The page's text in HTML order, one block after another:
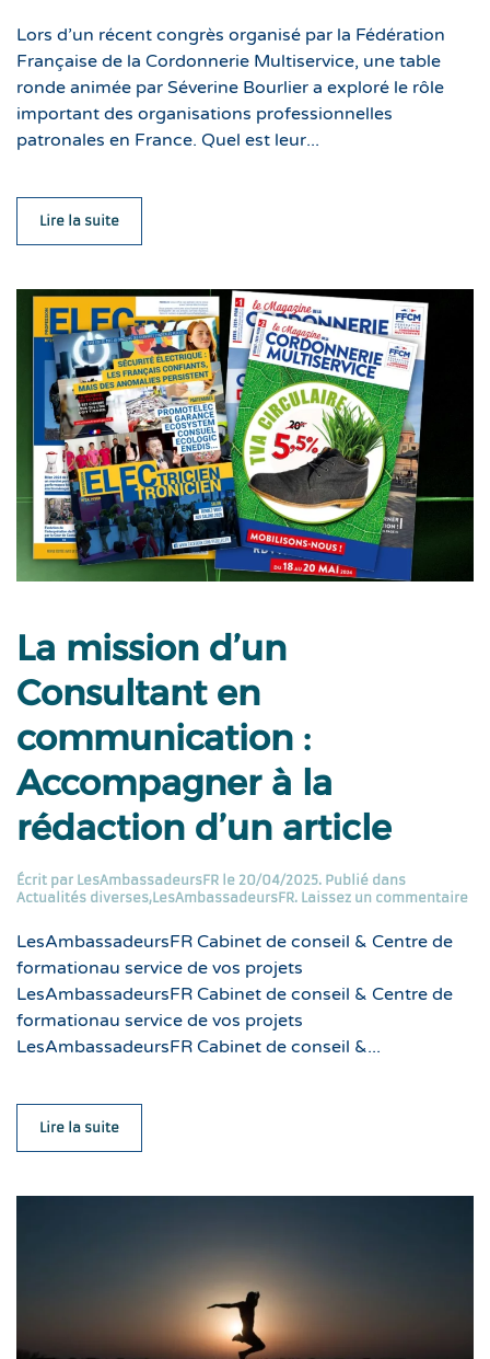
Lors d’un récent congrès organisé par la Fédération
Française de la Cordonnerie Multiservice, une table
ronde animée par Séverine Bourlier a exploré le rôle
important des organisations professionnelles
patronales en France. Quel est leur...
Lire la suite
La mission d’un
Consultant en
communication :
Accompagner à la
rédaction d’un article
Écrit par LesAmbassadeursFR le 20/04/2025. Publié dans
Actualités diverses,LesAmbassadeursFR. Laissez un commentaire
LesAmbassadeursFR Cabinet de conseil & Centre de
formationau service de vos projets
LesAmbassadeursFR Cabinet de conseil & Centre de
formationau service de vos projets
LesAmbassadeursFR Cabinet de conseil &...
Lire la suite